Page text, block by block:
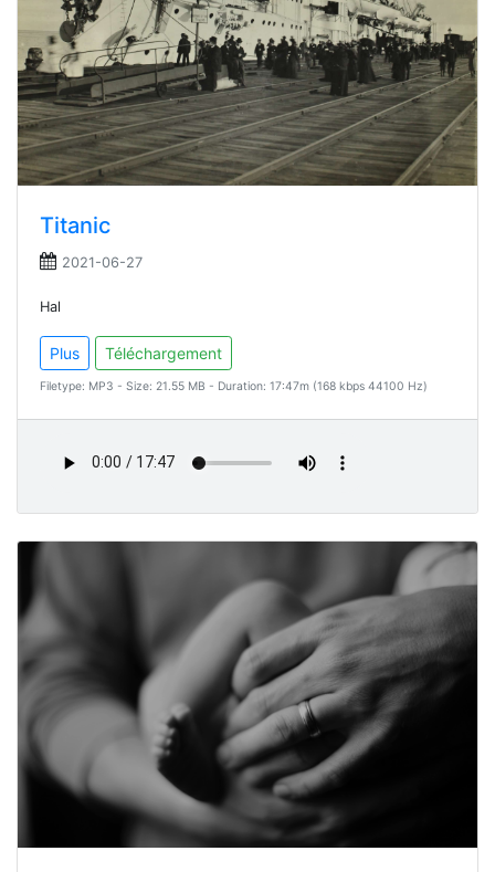
Titanic
2021-06-27
Hal
Plus Téléchargement
Filetype: MP3 - Size: 21.55 MB - Duration: 17:47m (168 kbps 44100 Hz)